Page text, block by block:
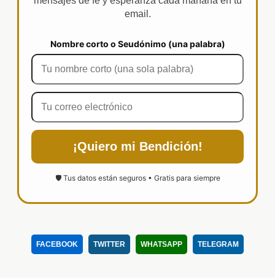
email.
Nombre corto o Seudónimo (una palabra)
¡Quiero mi Bendición!
🛡️ Tus datos están seguros • Gratis para siempre
FACEBOOK TWITTER WHATSAPP TELEGRAM